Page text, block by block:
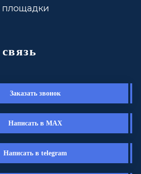
Заказать звонок
Написать в MAX
Написать в telegram